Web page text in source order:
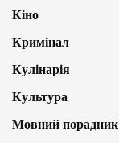
Кіно
Кримінал
Кулінарія
Культура
Мовний порадник